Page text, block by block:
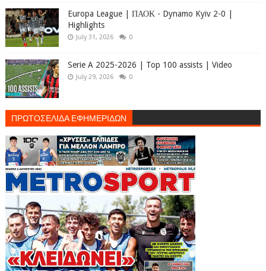
Europa League | ΠΑΟΚ - Dynamo Kyiv 2-0 |
Highlights
July 31, 2026 0
Serie A 2025-2026 | Top 100 assists | Video
July 29, 2026 0
ΠΡΩΤΟΣΕΛΙΔΑ ΕΦΗΜΕΡΙΔΩΝ